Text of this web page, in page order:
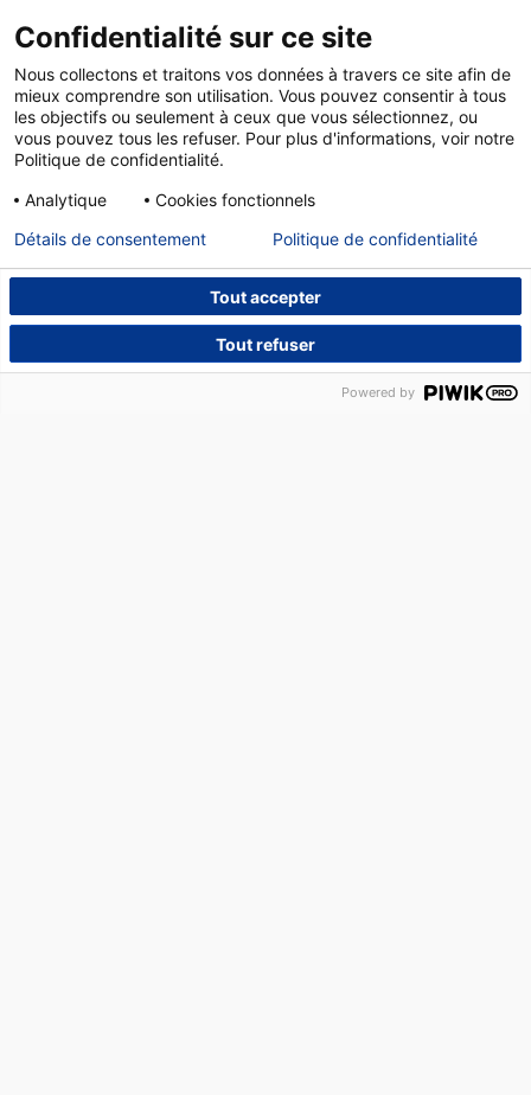
14, PLACE DES HALLES – 67000 STRASBOURG –
NOUS CONTACTER DÉPANNAGE
Confidentialité sur ce site
Nous collectons et traitons vos données à travers ce site afin de
mieux comprendre son utilisation. Vous pouvez consentir à tous
les objectifs ou seulement à ceux que vous sélectionnez, ou
vous pouvez tous les refuser. Pour plus d'informations, voir notre
Politique de confidentialité.
Analytique
Cookies fonctionnels
Tout accepter
Tout refuser
Détails de consentement Politique de confidentialité
Powered by